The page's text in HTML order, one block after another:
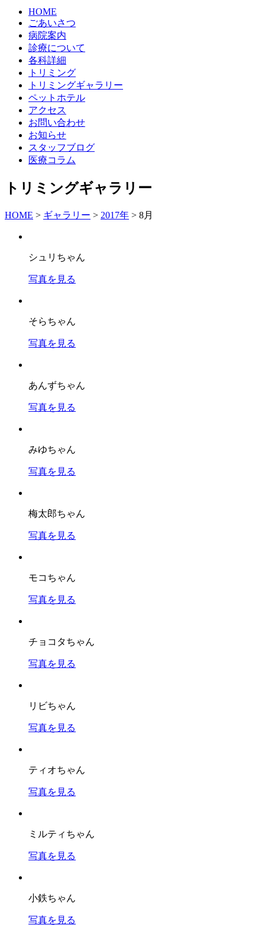
HOME
ごあいさつ
病院案内
診療について
各科詳細
トリミング
トリミングギャラリー
ペットホテル
アクセス
お問い合わせ
お知らせ
スタッフブログ
医療コラム
トリミングギャラリー
HOME > ギャラリー > 2017年 > 8月
シュリちゃん
写真を見る
そらちゃん
写真を見る
あんずちゃん
写真を見る
みゆちゃん
写真を見る
梅太郎ちゃん
写真を見る
モコちゃん
写真を見る
チョコタちゃん
写真を見る
リビちゃん
写真を見る
ティオちゃん
写真を見る
ミルティちゃん
写真を見る
小鉄ちゃん
写真を見る